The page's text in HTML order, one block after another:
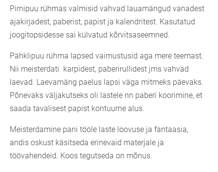
Pirnipuu rühmas valmisid vahvad lauamängud vanadest
ajakirjadest, paberist, papist ja kalendritest. Kasutatud
joogitopsidesse sai külvatud kõrvitsaseemned.
Pähklipuu rühma lapsed vaimustusid aga mere teemast.
Nii meisterdati karpidest, paberirullidest jms vahvad
laevad. Laevamäng paelus lapsi väga mitmeks päevaks.
Põnevaks väljakutseks oli lastele nn paberi koorimine, et
saada tavalisest papist kontuurne alus.
Meisterdamine pani tööle laste loovuse ja fantaasia,
andis oskust käsitseda erinevaid materjale ja
töövahendeid. Koos tegutseda on mõnus.